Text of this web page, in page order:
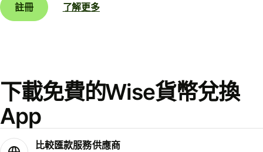
註冊
了解更多
下載免費的Wise貨幣兌換
App
比較匯款服務供應商